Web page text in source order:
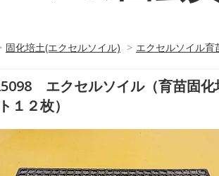
固化培土(エクセルソイル) > エクセルソイル育
エクセルソイル（育苗固化
１２枚）